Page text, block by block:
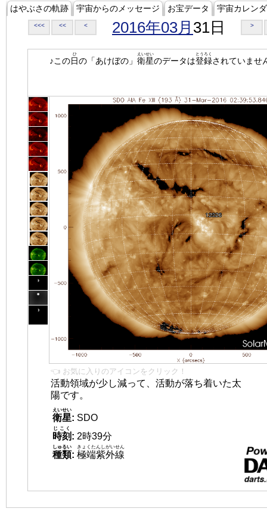
はやぶさの軌跡 宇宙からのメッセージ お宝データ 宇宙カレン
<<< << < 2016年03月 31日 >
♪この日
ひ
の「あけぼの」 衛星
えいせい
のデータは登録
とうろく
されていませ
👈 お気に入りのアイコンをクリック！
活動領域が少し減って、活動が落ち着いた太
陽です。
衛星
えいせい
: SDO
時刻
じこく
: 2時39分
種類
しゅるい
: 極端紫外線
きょくたんしがいせん